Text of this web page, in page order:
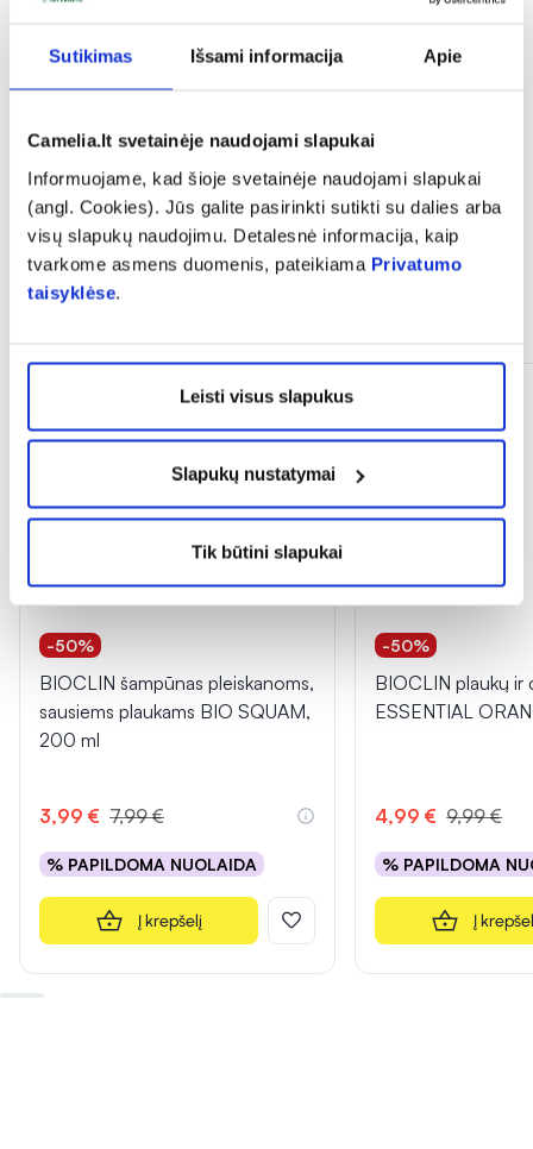
Sutikimas Išsami informacija Apie
Camelia.lt svetainėje naudojami slapukai
Informuojame, kad šioje svetainėje naudojami slapukai
(angl. Cookies). Jūs galite pasirinkti sutikti su dalies arba
visų slapukų naudojimu. Detalesnė informacija, kaip
tvarkome asmens duomenis, pateikiama Privatumo
taisyklėse.
Leisti visus slapukus
Slapukų nustatymai
Tik būtini slapukai
Vartojimas
Atsiliepimai (4)
-50%
BIOCLIN šampūnas pleiskanoms,
sausiems plaukams BIO SQUAM,
200 ml
3,99 € 7,99 €
% PAPILDOMA NUOLAIDA
Į krepšelį
-50%
BIOCLIN plaukų ir
ESSENTIAL
4,99 € 9,99 €
% PAPILDOMA
Į